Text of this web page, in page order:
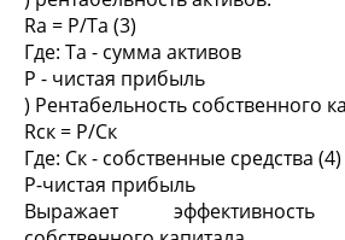
Ra = P/Та (3)
Где: Та - сумма активов
P - чистая прибыль
) Рентабельность собственного
Rск = P/Cк
Где: Cк - собственные средства (4)
P-чистая прибыль
Выражает эффективность